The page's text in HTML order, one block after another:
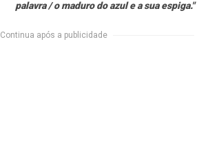
palavra / o maduro do azul e a sua espiga."
Continua após a publicidade